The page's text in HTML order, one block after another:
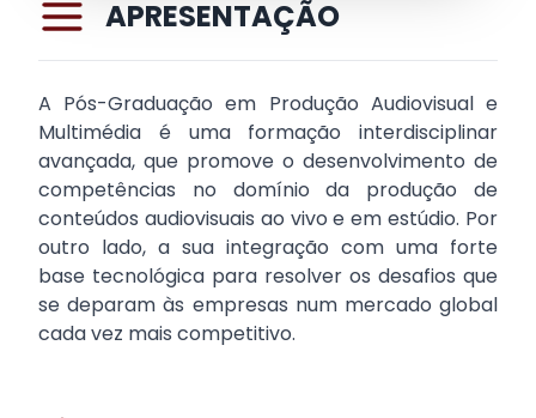
APRESENTAÇÃO
A Pós-Graduação em Produção Audiovisual e
Multimédia é uma formação interdisciplinar
avançada, que promove o desenvolvimento de
competências no domínio da produção de
conteúdos audiovisuais ao vivo e em estúdio. Por
outro lado, a sua integração com uma forte
base tecnológica para resolver os desafios que
se deparam às empresas num mercado global
cada vez mais competitivo.